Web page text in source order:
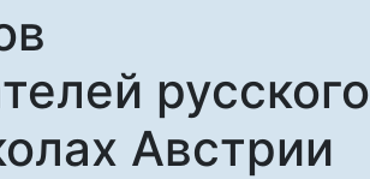
русского
Австрии